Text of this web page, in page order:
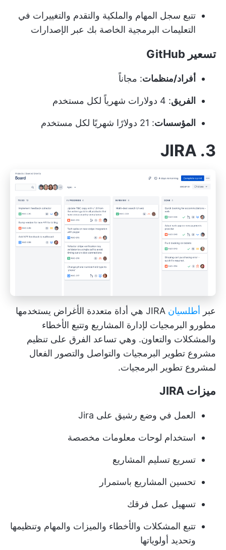
تتبع سجل المهام والملكية والتقدم والتغييرات في
التعليمات البرمجية الخاصة بك عبر الإصدارات
تسعير GitHub
أفراد/منظمات: مجاناً
الفريق: 4 دولارات شهرياً لكل مستخدم
المؤسسات: 21 دولارًا شهريًا لكل مستخدم
3. JIRA
عبر أطلسيان
JIRA هي أداة متعددة الأغراض يستخدمها
مطورو البرمجيات لإدارة المشاريع وتتبع الأخطاء
والمشكلات والتعاون. وهي تساعد الفرق على تنظيم
مشروع تطوير البرمجيات والتواصل والتصور الفعال
لمشروع تطوير البرمجيات.
ميزات JIRA
العمل في وضع رشيق على Jira
استخدام لوحات معلومات مخصصة
تسريع تسليم المشاريع
تحسين المشاريع باستمرار
تسهيل عمل فرقك
تتبع المشكلات والأخطاء والميزات والمهام وتنظيمها
وتحديد أولوياتها